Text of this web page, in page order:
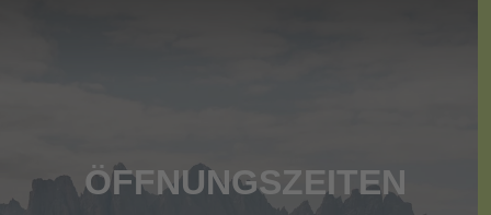
ÖFFNUNGSZEITEN